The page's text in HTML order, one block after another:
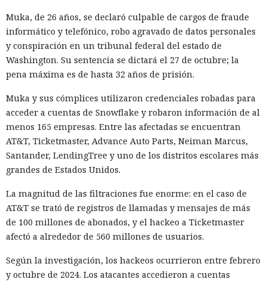
Muka, de 26 años, se declaró culpable de cargos de fraude
informático y telefónico, robo agravado de datos personales
y conspiración en un tribunal federal del estado de
Washington. Su sentencia se dictará el 27 de octubre; la
pena máxima es de hasta 32 años de prisión.
Muka y sus cómplices utilizaron credenciales robadas para
acceder a cuentas de Snowflake y robaron información de al
menos 165 empresas. Entre las afectadas se encuentran
AT&T, Ticketmaster, Advance Auto Parts, Neiman Marcus,
Santander, LendingTree y uno de los distritos escolares más
grandes de Estados Unidos.
La magnitud de las filtraciones fue enorme: en el caso de
AT&T se trató de registros de llamadas y mensajes de más
de 100 millones de abonados, y el hackeo a Ticketmaster
afectó a alrededor de 560 millones de usuarios.
Según la investigación, los hackeos ocurrieron entre febrero
y octubre de 2024. Los atacantes accedieron a cuentas